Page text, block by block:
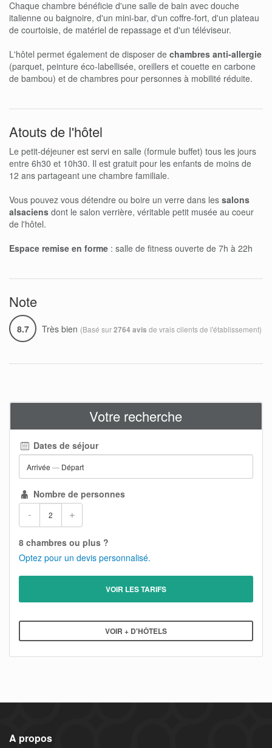
Chaque chambre bénéficie d'une salle de bain avec douche
italienne ou baignoire, d'un mini-bar, d'un coffre-fort, d'un plateau
de courtoisie, de matériel de repassage et d'un téléviseur.
L'hôtel permet également de disposer de chambres anti-allergie
(parquet, peinture éco-labellisée, oreillers et couette en carbone
de bambou) et de chambres pour personnes à mobilité réduite.
Atouts de l'hôtel
Le petit-déjeuner est servi en salle (formule buffet) tous les jours
entre 6h30 et 10h30. Il est gratuit pour les enfants de moins de
12 ans partageant une chambre familiale.
Vous pouvez vous détendre ou boire un verre dans les salons
alsaciens dont le salon verrière, véritable petit musée au coeur
de l'hôtel.
Espace remise en forme : salle de fitness ouverte de 7h à 22h
Note
8.7 Très bien (Basé sur2764 avis de vrais clients de l'établissement)
Votre recherche
Dates de séjour
Arrivée — Départ
Nombre de personnes
- +
8 chambres ou plus ?
Optez pour un devis personnalisé.
VOIR LES TARIFS
VOIR + D'HÔTELS
A propos